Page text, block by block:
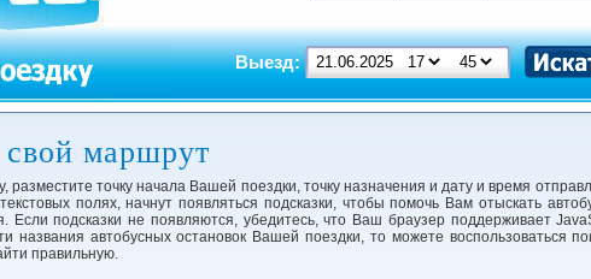
Выезд:
​​маршрут
разместите точку начала Вашей поездки, точку назначения и дату и время
полях, начнут появляться подсказки, чтобы помочь Вам отыскать
Если подсказки не появляются, убедитесь, что Ваш браузер поддерживает
названия автобусных остановок Вашей поездки, то можете воспользоваться
правильную.